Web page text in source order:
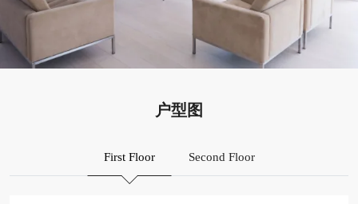
户型图
First Floor Second Floor